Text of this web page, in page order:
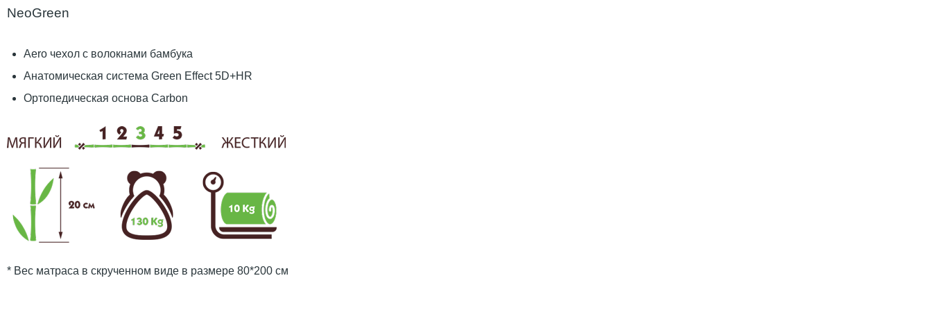
NeoGreen
Aero чехол с волокнами бамбука
Анатомическая система Green Effect 5D+HR
Ортопедическая основа Carbon
* Вес матраса в скрученном виде в размере 80*200 см